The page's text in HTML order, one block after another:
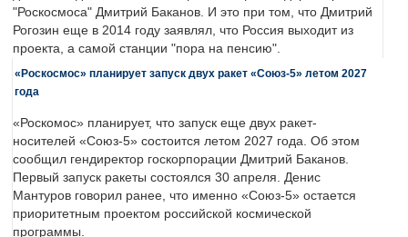
"Роскосмоса" Дмитрий Баканов. И это при том, что Дмитрий
Рогозин еще в 2014 году заявлял, что Россия выходит из
проекта, а самой станции "пора на пенсию".
«Роскосмос» планирует запуск двух ракет «Союз-5» летом 2027
года
«Роскомос» планирует, что запуск еще двух ракет-
носителей «Союз-5» состоится летом 2027 года. Об этом
сообщил гендиректор госкорпорации Дмитрий Баканов.
Первый запуск ракеты состоялся 30 апреля. Денис
Мантуров говорил ранее, что именно «Союз-5» остается
приоритетным проектом российской космической
программы.